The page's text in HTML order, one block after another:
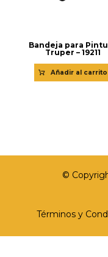
Bandeja para
Truper – 19211
Añadir al carrito
©
Términos y